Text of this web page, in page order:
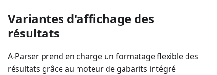
Variantes d'affichage des
résultats
A-Parser prend en charge un formatage flexible des
résultats grâce au moteur de gabarits intégré